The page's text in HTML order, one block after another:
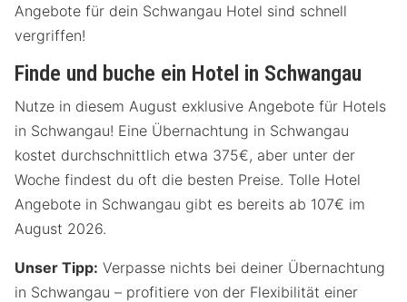
Angebote für dein Schwangau Hotel sind schnell
vergriffen!
Finde und buche ein Hotel in Schwangau
Nutze in diesem August exklusive Angebote für Hotels
in Schwangau! Eine Übernachtung in Schwangau
kostet durchschnittlich etwa 375€, aber unter der
Woche findest du oft die besten Preise. Tolle Hotel
Angebote in Schwangau gibt es bereits ab 107€ im
August 2026.
Unser Tipp: Verpasse nichts bei deiner Übernachtung
in Schwangau – profitiere von der Flexibilität einer